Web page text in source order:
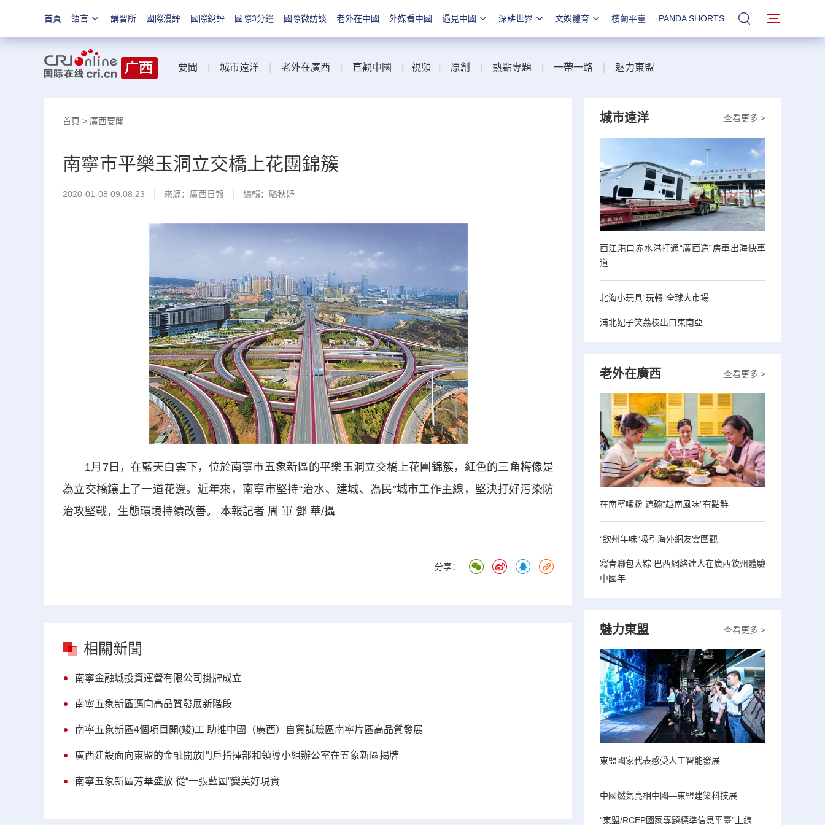
首頁 語言 講習所 國際漫評 國際銳評 國際3分鐘 國際微訪談 老外在中國 外媒看中國 遇見中國 深耕世界 文娛體育 樓蘭平臺 PANDA SHORTS 站內搜索
要聞 城市遠洋 老外在廣西 直觀中國 視頻 原創 熱點專題 一帶一路 魅力東盟
首頁 > 廣西要聞
南寧市平樂玉洞立交橋上花團錦簇
2020-01-08 09:08:23 來源： 廣西日報 編輯：駱秋妤
1月7日，在藍天白雲下，位於南寧市五象新區的平樂玉洞立交橋上花團錦簇，紅色的三角梅像是
為立交橋鑲上了一道花邊。近年來，南寧市堅持“治水、建城、為民”城市工作主線，堅決打好污染防
治攻堅戰，生態環境持續改善。 本報記者 周 軍 鄧 華/攝
分享：
相關新聞
南寧金融城投資運營有限公司掛牌成立
南寧五象新區邁向高品質發展新階段
南寧五象新區4個項目開(竣)工 助推中國（廣西）自貿試驗區南寧片區高品質發展
廣西建設面向東盟的金融開放門戶指揮部和領導小組辦公室在五象新區揭牌
南寧五象新區芳華盛放 從“一張藍圖”變美好現實
查看更多 >
城市遠洋
西江港口赤水港打通“廣西造”房車出海快車
道
北海小玩具“玩轉”全球大市場
浦北妃子笑荔枝出口東南亞
查看更多 >
老外在廣西
在南寧嗦粉 這碗“越南風味”有點鮮
“欽州年味”吸引海外網友雲圍觀
寫春聯包大粽 巴西網絡達人在廣西欽州體驗
中國年
查看更多 >
魅力東盟
東盟國家代表感受人工智能發展
中國燃氣亮相中國—東盟建築科技展
“東盟/RCEP國家專題標準信息平臺”上線